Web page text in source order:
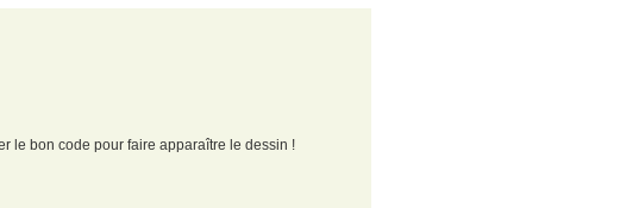
le bon code pour faire apparaître le dessin !